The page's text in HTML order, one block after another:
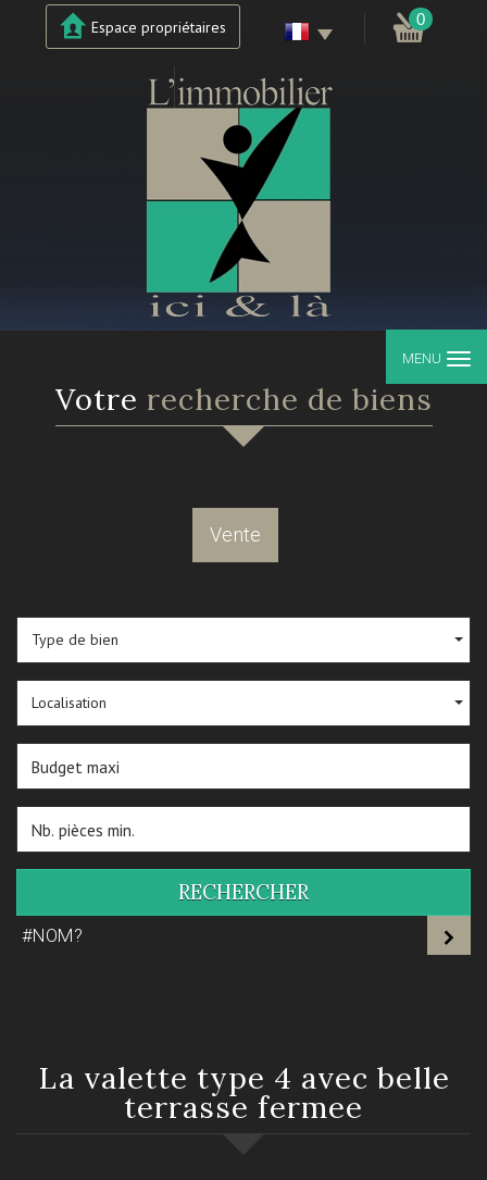
Espace propriétaires 0
MENU
votre recherche de biens
Vente
Type de bien
Localisation
RECHERCHER
#NOM?
la valette type 4 avec belle
terrasse fermee